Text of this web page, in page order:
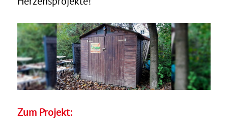
Zum Projekt: